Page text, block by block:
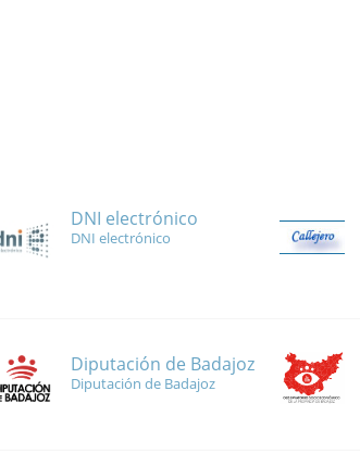
DNI electrónico
DNI electrónico
Diputación de Badajoz
Diputación de Badajoz